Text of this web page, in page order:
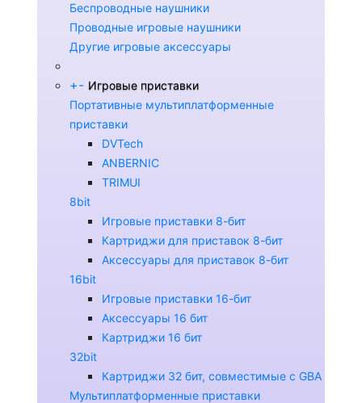
Беспроводные наушники
Проводные игровые наушники
Другие игровые аксессуары
+- Игровые приставки
Портативные мультиплатформенные
приставки
DVTech
ANBERNIC
TRIMUI
8bit
Игровые приставки 8-бит
Картриджи для приставок 8-бит
Аксессуары для приставок 8-бит
16bit
Игровые приставки 16-бит
Аксессуары 16 бит
Картриджи 16 бит
32bit
Картриджи 32 бит, совместимые с GBA
Мультиплатформенные приставки